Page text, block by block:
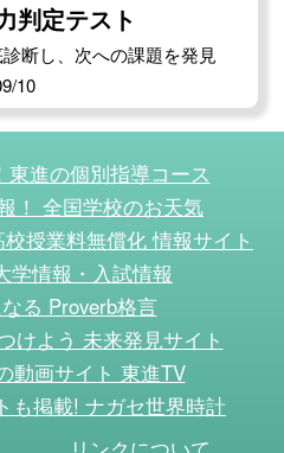
判定テスト
断し、次への課題を発見
10
進の個別指導コース
！ 全国学校のお天気
授業料無償化 情報サイト
学情報・入試情報
る Proverb格言
けよう 未来発見サイト
動画サイト 東進TV
も掲載! ナガセ世界時計